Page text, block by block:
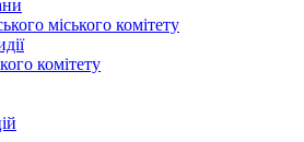
міського комітету
комітету